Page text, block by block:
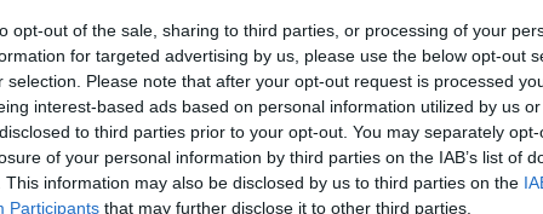
opt-out of the sale, sharing to third parties, or processing of your
for targeted advertising by us, please use the below opt-out
selection. Please note that after your opt-out request is processed
interest-based ads based on personal information utilized by us
to third parties prior to your opt-out. You may separately
of your personal information by third parties on the IAB’s list of
This information may also be disclosed by us to third parties on the
Participants that may further disclose it to other third parties.
súlyos motorproblémákkal esett ki, hogy
kellett, hogy elkerülje a lángokat, és
az olaszoknak.